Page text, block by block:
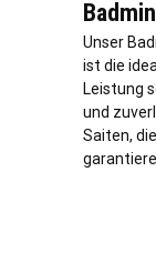
Unser
ist die
Leistung
und
Saiten,